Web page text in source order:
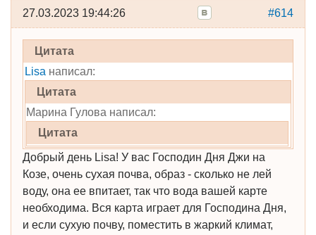
#614
27.03.2023 19:44:26
Цитата
Lisa написал:
Цитата
Марина Гулова написал:
Цитата
Добрый день Lisa! У вас Господин Дня Джи на
Козе, очень сухая почва, образ - сколько не лей
воду, она ее впитает, так что вода вашей карте
необходима. Вся карта играет для Господина Дня,
и если сухую почву, поместить в жаркий климат,